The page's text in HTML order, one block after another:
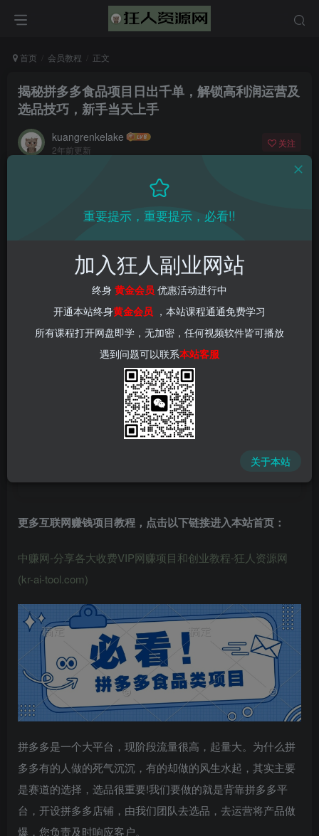
首页 会员教程 正文
揭秘拼多多食品项目日出千单，解锁高利润运营及
选品技巧，新手当天上手
kuangrenkelake
2年前更新
关注
链接进入本站首页：
更多互联网赚钱项目教程，点击以下链接进入本站首页 ：
中赚网-分享各大收费VIP网赚项目和创业教程-狂人资源网
(kr-ai-tool.com)
拼多多是一个大平台，现阶段流量很高，起量大。为什么拼
多多有的人做的死气沉沉，有的却做的风生水起，其实主要
是赛道的选择，选品很重要!我们要做的就是背靠拼多多平
台，开设拼多多店铺，由我们团队去选品，去运营将产品做
爆，您负责及时响应客户。
重要提示，重要提示，必看!!
加入狂人副业网站
终身 黄金会员 优惠活动进行中
开通本站终身黄金会员 ，本站课程通通免费学习
所有课程打开网盘即学，无加密，任何视频软件皆可播放
遇到问题可以联系本站客服
关于本站